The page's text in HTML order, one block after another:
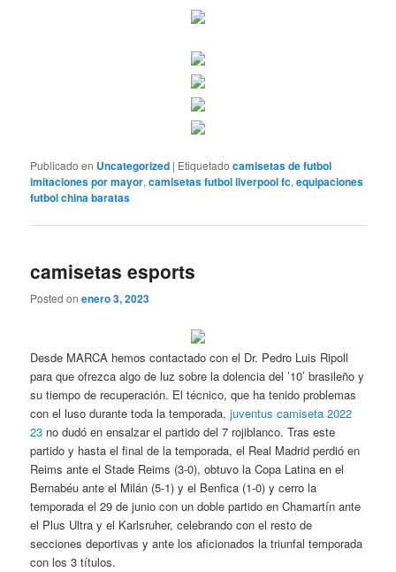
Publicado en Uncategorized | Etiquetado camisetas de futbol
imitaciones por mayor,camisetas futbol liverpool fc,equipaciones
futbol china baratas
camisetas esports
Posted onenero 3, 2023
Desde MARCA hemos contactado con el Dr. Pedro Luis Ripoll
para que ofrezca algo de luz sobre la dolencia del ’10’ brasileño y
su tiempo de recuperación. El técnico, que ha tenido problemas
con el luso durante toda la temporada,juventus camiseta 2022
23 no dudó en ensalzar el partido del 7 rojiblanco. Tras este
partido y hasta el final de la temporada, el Real Madrid perdió en
Reims ante el Stade Reims (3-0), obtuvo la Copa Latina en el
Bernabéu ante el Milán (5-1) y el Benfica (1-0) y cerro la
temporada el 29 de junio con un doble partido en Chamartín ante
el Plus Ultra y el Karlsruher, celebrando con el resto de
secciones deportivas y ante los aficionados la triunfal temporada
con los 3 títulos.